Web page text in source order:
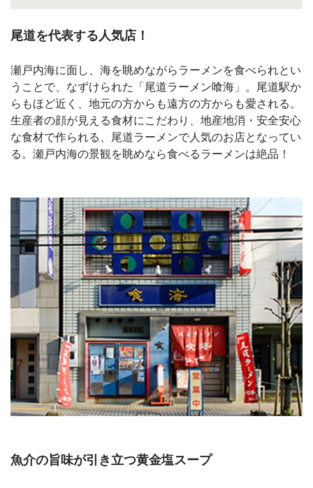
尾道を代表する人気店！
瀬戸内海に面し、海を眺めながらラーメンを食べられとい
うことで、なずけられた「尾道ラーメン喰海」。尾道駅か
らもほど近く、地元の方からも遠方の方からも愛される。
生産者の顔が見える食材にこだわり、地産地消・安全安心
な食材で作られる、尾道ラーメンで人気のお店となってい
る。瀬戸内海の景観を眺めなら食べるラーメンは絶品！
魚介の旨味が引き立つ黄金塩スープ